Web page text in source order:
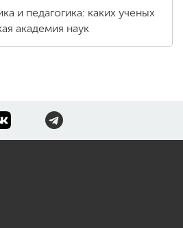
и педагогика: каких ученых
академия наук